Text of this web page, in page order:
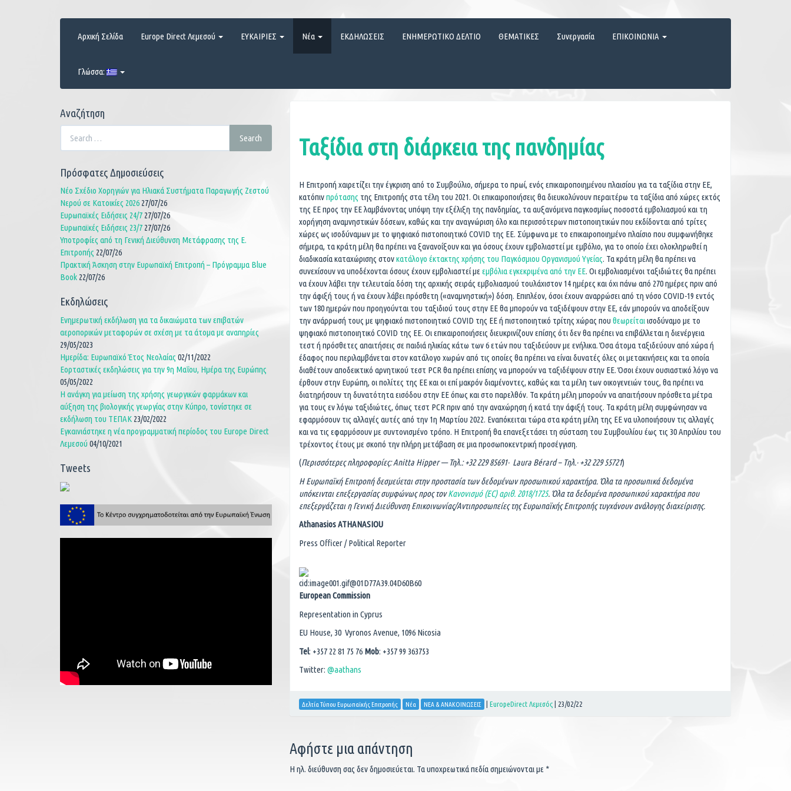
Αρχική Σελίδα Europe Direct Λεμεσού ΕΥΚΑΙΡΙΕΣ Νέα ΕΚΔΗΛΩΣΕΙΣ ΕΝΗΜΕΡΩΤΙΚΟ ΔΕΛΤΙΟ ΘΕΜΑΤΙΚΕΣ Συνεργασία ΕΠΙΚΟΙΝΩΝΙΑ
Γλώσσα:
Ταξίδια στη διάρκεια της πανδημίας
Η Επιτροπή χαιρετίζει την έγκριση από το Συμβούλιο, σήμερα το πρωί, ενός επικαιροποιημένου πλαισίου για τα ταξίδια στην ΕΕ,
κατόπινπρότασης της Επιτροπής στα τέλη του 2021. Οι επικαιροποιήσεις θα διευκολύνουν περαιτέρω τα ταξίδια από χώρες εκτός
της ΕΕ προς την ΕΕ λαμβάνοντας υπόψη την εξέλιξη της πανδημίας, τα αυξανόμενα παγκοσμίως ποσοστά εμβολιασμού και τη
χορήγηση αναμνηστικών δόσεων, καθώς και την αναγνώριση όλο και περισσότερων πιστοποιητικών που εκδίδονται από τρίτες
χώρες ως ισοδύναμων με το ψηφιακό πιστοποιητικό COVID της ΕΕ. Σύμφωνα με το επικαιροποιημένο πλαίσιο που συμφωνήθηκε
σήμερα, τα κράτη μέλη θα πρέπει να ξανανοίξουν και για όσους έχουν εμβολιαστεί με εμβόλιο, για το οποίο έχει ολοκληρωθεί η
διαδικασία καταχώρισης στονκατάλογο έκτακτης χρήσης του Παγκόσμιου Οργανισμού Υγείας. Τα κράτη μέλη θα πρέπει να
συνεχίσουν να υποδέχονται όσους έχουν εμβολιαστεί με εμβόλια εγκεκριμένα από την ΕΕ. Οι εμβολιασμένοι ταξιδιώτες θα πρέπει
να έχουν λάβει την τελευταία δόση της αρχικής σειράς εμβολιασμού τουλάχιστον 14 ημέρες και όχι πάνω από 270 ημέρες πριν από
την άφιξή τους ή να έχουν λάβει πρόσθετη («αναμνηστική») δόση. Επιπλέον, όσοι έχουν αναρρώσει από τη νόσο COVID-19 εντός
των 180 ημερών που προηγούνται του ταξιδιού τους στην ΕΕ θα μπορούν να ταξιδέψουν στην ΕΕ, εάν μπορούν να αποδείξουν
την ανάρρωσή τους με ψηφιακό πιστοποιητικό COVID της ΕΕ ή πιστοποιητικό τρίτης χώρας που θεωρείταιισοδύναμο με το
ψηφιακό πιστοποιητικό COVID της ΕΕ. Οι επικαιροποιήσεις διευκρινίζουν επίσης ότι δεν θα πρέπει να επιβάλλεται η διενέργεια
τεστ ή πρόσθετες απαιτήσεις σε παιδιά ηλικίας κάτω των 6 ετών που ταξιδεύουν με ενήλικα. Όσα άτομα ταξιδεύουν από χώρα ή
έδαφος που περιλαμβάνεται στον κατάλογο χωρών από τις οποίες θα πρέπει να είναι δυνατές όλες οι μετακινήσεις και τα οποία
διαθέτουν αποδεικτικό αρνητικού τεστ PCR θα πρέπει επίσης να μπορούν να ταξιδέψουν στην ΕΕ. Όσοι έχουν ουσιαστικό λόγο να
έρθουν στην Ευρώπη, οι πολίτες της ΕΕ και οι επί μακρόν διαμένοντες, καθώς και τα μέλη των οικογενειών τους, θα πρέπει να
διατηρήσουν τη δυνατότητα εισόδου στην ΕΕ όπως και στο παρελθόν. Τα κράτη μέλη μπορούν να απαιτήσουν πρόσθετα μέτρα
για τους εν λόγω ταξιδιώτες, όπως τεστ PCR πριν από την αναχώρηση ή κατά την άφιξή τους. Τα κράτη μέλη συμφώνησαν να
εφαρμόσουν τις αλλαγές αυτές από την 1η Μαρτίου 2022. Εναπόκειται τώρα στα κράτη μέλη της ΕΕ να υλοποιήσουν τις αλλαγές
και να τις εφαρμόσουν με συντονισμένο τρόπο. Η Επιτροπή θα επανεξετάσει τη σύσταση του Συμβουλίου έως τις 30 Απριλίου του
τρέχοντος έτους με σκοπό την πλήρη μετάβαση σε μια προσωποκεντρική προσέγγιση.
(Περισσότερες πληροφορίες: Anitta Hipper — Τηλ.: +32 229 85691· Laura Bérard – Tηλ.·+32 229 55721)
HΕυρωπαϊκή Επιτροπή δεσμεύεται στην προστασία των δεδομένων προσωπικού χαρακτήρα. Όλα τα προσωπικά δεδομένα
υπόκεινται επεξεργασίας συμφώνως προς τονΚανονισμό (EC) αριθ. 2018/1725. Όλα τα δεδομένα προσωπικού χαρακτήρα που
επεξεργάζεται η Γενική Διεύθυνση Επικοινωνίας/Αντιπροσωπείες της Ευρωπαϊκής Επιτροπής τυγχάνουν ανάλογης διαχείρισης.
Athanasios ATHANASIOU
Press Officer / Political Reporter
European Commission
Representation in Cyprus
EU House, 30 Vyronos Avenue, 1096 Nicosia
Tel: +357 22 81 75 76 Mob: +357 99 363753
Twitter: @aathans
Δελτία Τύπου Ευρωπαϊκής Επιτροπής Νέα ΝΕΑ & ΑΝΑΚΟΙΝΩΣΕΙΣ | EuropeDirect Λεμεσός | 23/02/22
Αφήστε μια απάντηση
Η ηλ. διεύθυνση σας δεν δημοσιεύεται. Τα υποχρεωτικά πεδία σημειώνονται με *
Αναζήτηση
Search
Search
Πρόσφατες Δημοσιεύσεις
Νέο Σχέδιο Χορηγιών για Ηλιακά Συστήματα Παραγωγής Ζεστού
Νερού σε Κατοικίες 2026 27/07/26
Ευρωπαϊκές Ειδήσεις 24/7 27/07/26
Ευρωπαϊκές Ειδήσεις 23/7 27/07/26
Υποτροφίες από τη Γενική Διεύθυνση Μετάφρασης της Ε.
Επιτροπής 22/07/26
Πρακτική Άσκηση στην Ευρωπαϊκή Επιτροπή – Πρόγραμμα Blue
Book 22/07/26
Εκδηλώσεις
Ενημερωτική εκδήλωση για τα δικαιώματα των επιβατών
αεροπορικών μεταφορών σε σχέση με τα άτομα με αναπηρίες
29/05/2023
Ημερίδα: Ευρωπαϊκό Έτος Νεολαίας 02/11/2022
Εορταστικές εκδηλώσεις για την 9η Μαΐου, Ημέρα της Ευρώπης
05/05/2022
Η ανάγκη για μείωση της χρήσης γεωργικών φαρμάκων και
αύξηση της βιολογικής γεωργίας στην Κύπρο, τονίστηκε σε
εκδήλωση του ΤΕΠΑΚ 23/02/2022
Εγκαινιάστηκε η νέα προγραμματική περίοδος του Europe Direct
Λεμεσού 04/10/2021
Tweets